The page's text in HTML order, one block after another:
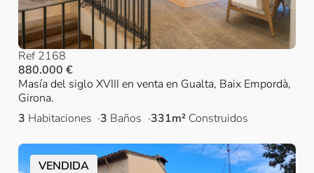
Ref 2168
880.000 €
Masía del siglo XVIII en venta en Gualta, Baix Empordà,
Girona.
3 Habitaciones 3 Baños 331m² Construidos
VENDIDA